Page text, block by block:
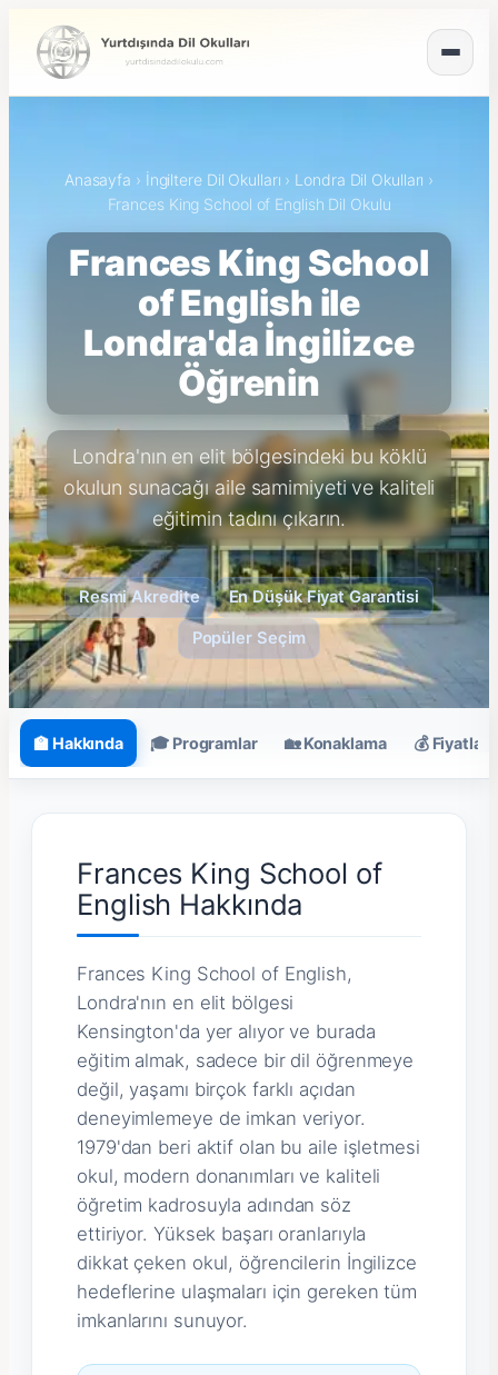
Anasayfa › İngiltere Dil Okulları › Londra Dil Okulları ›
Frances King School of English Dil Okulu
Frances King School
of English ile
Londra'da İngilizce
Öğrenin
Londra'nın en elit bölgesindeki bu köklü
okulun sunacağı aile samimiyeti ve kaliteli
eğitimin tadını çıkarın.
Resmi Akredite En Düşük Fiyat Garantisi
Popüler Seçim
🏫 Hakkında 🎓 Programlar 🏡 Konaklama 💰 Fiyatlar
Frances King School of
English Hakkında
Frances King School of English,
Londra'nın en elit bölgesi
Kensington'da yer alıyor ve burada
eğitim almak, sadece bir dil öğrenmeye
değil, yaşamı birçok farklı açıdan
deneyimlemeye de imkan veriyor.
1979'dan beri aktif olan bu aile işletmesi
okul, modern donanımları ve kaliteli
öğretim kadrosuyla adından söz
ettiriyor. Yüksek başarı oranlarıyla
dikkat çeken okul, öğrencilerin İngilizce
hedeflerine ulaşmaları için gereken tüm
imkanlarını sunuyor.